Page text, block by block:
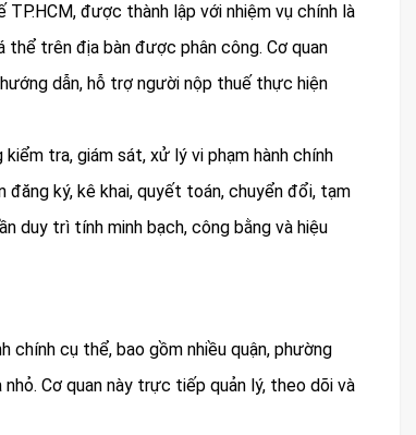
được thành lập với nhiệm vụ chính là
trên địa bàn được phân công. Cơ quan
dẫn, hỗ trợ người nộp thuế thực hiện
tra, giám sát, xử lý vi phạm hành chính
ký, kê khai, quyết toán, chuyển đổi, tạm
duy trì tính minh bạch, công bằng và hiệu
chính cụ thể, bao gồm nhiều quận, phường
Cơ quan này trực tiếp quản lý, theo dõi và